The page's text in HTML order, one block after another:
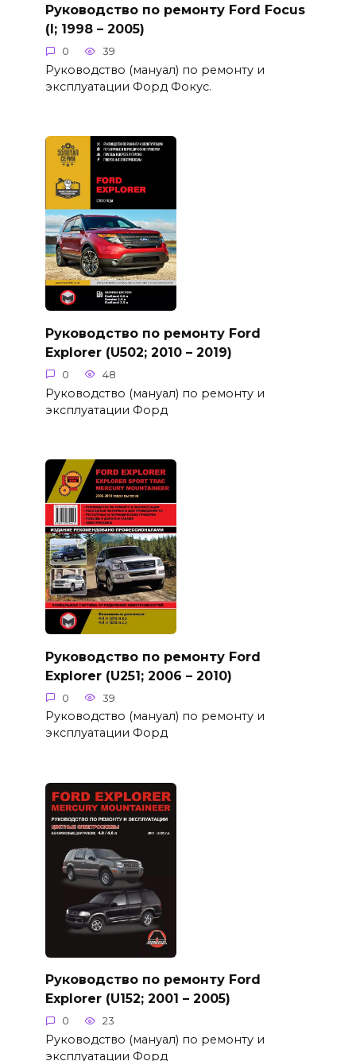
Руководство по ремонту Ford Focus
(I; 1998 – 2005)
0 39
Руководство (мануал) по ремонту и
эксплуатации Форд Фокус.
Руководство по ремонту Ford
Explorer (U502; 2010 – 2019)
0 48
Руководство (мануал) по ремонту и
эксплуатации Форд
Руководство по ремонту Ford
Explorer (U251; 2006 – 2010)
0 39
Руководство (мануал) по ремонту и
эксплуатации Форд
Руководство по ремонту Ford
Explorer (U152; 2001 – 2005)
0 23
Руководство (мануал) по ремонту и
эксплуатации Форд